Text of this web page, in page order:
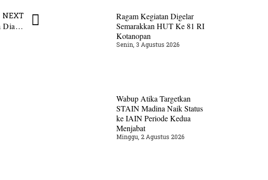
NEXT
Terima Pengunjuk Rasa, Bupati Madina Buka Dialog Langsung
Ragam Kegiatan Digelar
Semarakkan HUT Ke 81 RI
Kotanopan
Senin, 3 Agustus 2026
Wabup Atika Targetkan
STAIN Madina Naik Status
ke IAIN Periode Kedua
Menjabat
Minggu, 2 Agustus 2026